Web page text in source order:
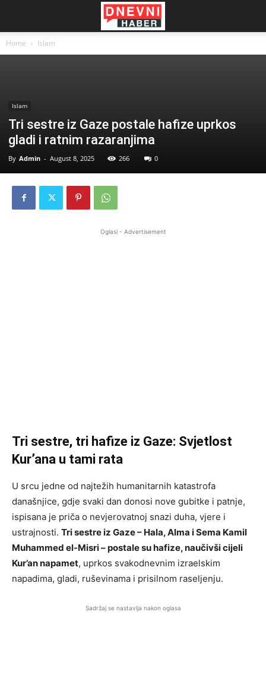
Home Islam
Islam
Tri sestre iz Gaze postale hafize uprkos
gladi i ratnim razaranjima
By Admin - August 8, 2025 266 0
Oglasi - Advertisement
Tri sestre, tri hafize iz Gaze: Svjetlost
Kur’ana u tami rata
U srcu jedne od najtežih humanitarnih katastrofa
današnjice, gdje svaki dan donosi nove gubitke i patnje,
ispisana je priča o nevjerovatnoj snazi duha, vjere i
ustrajnosti. Tri sestre iz Gaze – Hala, Alma i Sema Kamil
Muhammed el-Misri – postale su hafize, naučivši cijeli
Kur’an napamet, uprkos svakodnevnim izraelskim
napadima, gladi, ruševinama i prisilnom raseljenju.
Sadržaj se nastavlja nakon oglasa